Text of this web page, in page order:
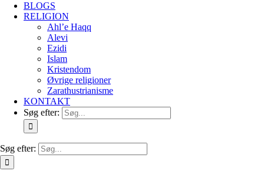
BLOGS
RELIGION
Ahl’e Haqq
Alevi
Ezidi
Islam
Kristendom
Øvrige religioner
Zarathustrianisme
KONTAKT
Søg efter:
Søg efter: